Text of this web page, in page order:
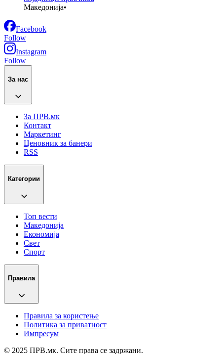
Македонија•
Facebook
Follow
Instagram
Follow
За нас
За ПРВ.мк
Контакт
Маркетинг
Ценовник за банери
RSS
Категории
Топ вести
Македонија
Економија
Свет
Спорт
Правила
Правила за користење
Политика за приватност
Импресум
© 2025 ПРВ.мк. Сите права се задржани.